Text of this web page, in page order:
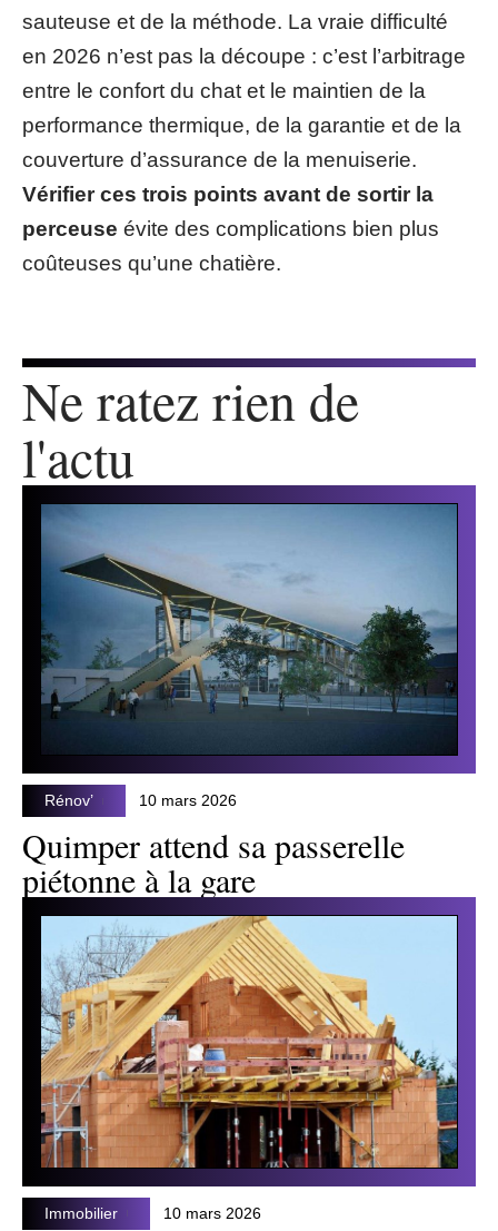
sauteuse et de la méthode. La vraie difficulté
en 2026 n’est pas la découpe : c’est l’arbitrage
entre le confort du chat et le maintien de la
performance thermique, de la garantie et de la
couverture d’assurance de la menuiserie.
Vérifier ces trois points avant de sortir la
perceuse évite des complications bien plus
coûteuses qu’une chatière.
Ne ratez rien de
l'actu
Rénov’ 10 mars 2026
Quimper attend sa passerelle
piétonne à la gare
Immobilier 10 mars 2026